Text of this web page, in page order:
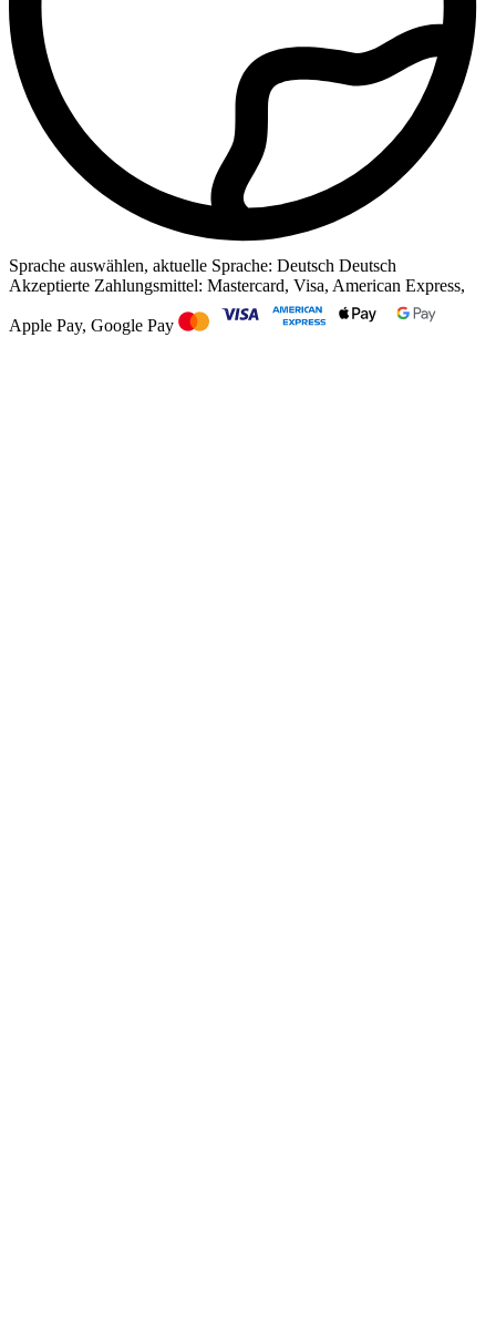
Sprache auswählen, aktuelle Sprache: Deutsch Deutsch
Akzeptierte Zahlungsmittel: Mastercard, Visa, American Express,
Apple Pay, Google Pay